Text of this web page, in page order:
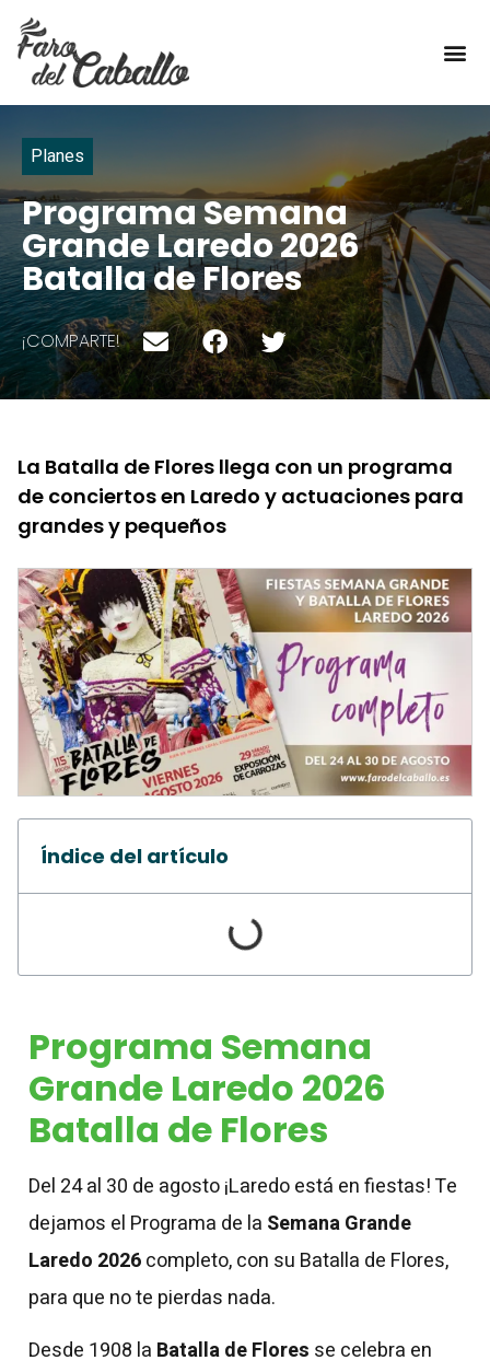
Planes
Programa Semana
Grande Laredo 2026
Batalla de Flores
¡COMPARTE!
La Batalla de Flores llega con un programa
de conciertos en Laredo y actuaciones para
grandes y pequeños
Índice del artículo
Programa Semana
Grande Laredo 2026
Batalla de Flores
Del 24 al 30 de agosto ¡Laredo está en fiestas! Te
dejamos el Programa de la Semana Grande
Laredo 2026completo, con su Batalla de Flores,
para que no te pierdas nada.
Desde 1908 la Batalla de Flores se celebra en